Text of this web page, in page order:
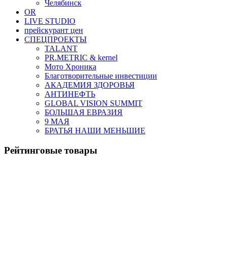
Челябинск
OR
LIVE STUDIO
прейскурант цен
СПЕЦПРОЕКТЫ
TALANT
PR.METRIC & kernel
Мото Хроника
Благотворительные инвестиции
АКАДЕМИЯ ЗДОРОВЬЯ
АНТИНЕФТЬ
GLOBAL VISION SUMMIT
БОЛЬШАЯ ЕВРАЗИЯ
9 МАЯ
БРАТЬЯ НАШИ МЕНЬШИЕ
Рейтинговые товары